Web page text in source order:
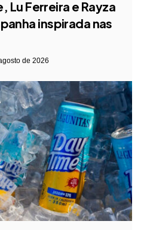
Lu Ferreira e Rayza
inspirada nas
de 2026